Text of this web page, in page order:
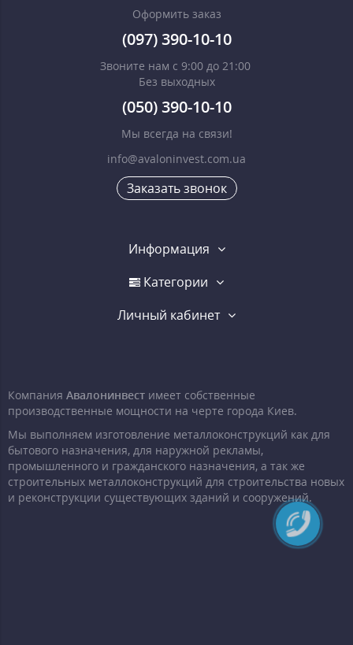
Оформить заказ
(097) 390-10-10
Звоните нам с 9:00 до 21:00
Без выходных
(050) 390-10-10
Мы всегда на связи!
info@avaloninvest.com.ua
Заказать звонок
Информация
Категории
Личный кабинет
Компания Авалонинвест имеет собственные
производственные мощности на черте города Киев.
Мы выполняем изготовление металлоконструкций как для
бытового назначения, для наружной рекламы,
промышленного и гражданского назначения, а так же
строительных металлоконструкций для строительства новых
и реконструкции существующих зданий и сооружений.